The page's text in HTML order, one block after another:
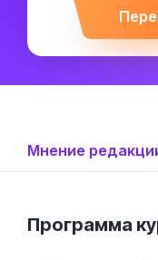
Мнение
Программа